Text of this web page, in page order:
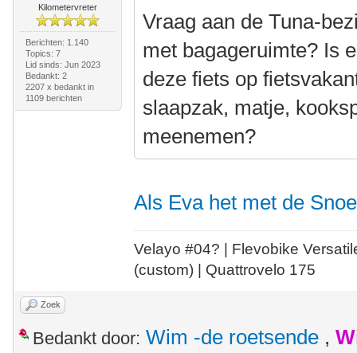
Kilometervreter
Berichten: 1.140
Topics: 7
Lid sinds: Jun 2023
Bedankt: 2
2207 x bedankt in
1109 berichten
Vraag aan de Tuna-
met bagageruimte? Is
deze fiets op
slaapzak, matje,
meenemen?
Als Eva het met de
Velayo #04? | Flevobike
(custom) | Quattrovelo 175
Zoek
Bedankt door: Wim -de roetsende ,